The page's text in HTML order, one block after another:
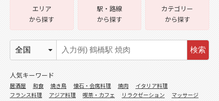
エリア
から探す
駅・路線
から探す
カテゴリー
から探す
検索
人気キーワード
居酒屋 和食 焼き鳥 懐石・会席料理 焼肉
イタリア料理
フランス料理
アジア料理 喫茶・カフェ リラクゼーション
マッサージ